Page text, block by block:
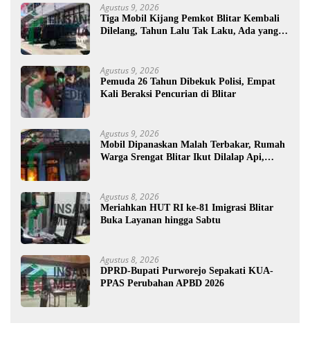
Agustus 9, 2026
Tiga Mobil Kijang Pemkot Blitar Kembali
Dilelang, Tahun Lalu Tak Laku, Ada yang
Agustus 9, 2026
Pemuda 26 Tahun Dibekuk Polisi, Empat
Kali Beraksi Pencurian di Blitar
Agustus 9, 2026
Mobil Dipanaskan Malah Terbakar, Rumah
Warga Srengat Blitar Ikut Dilalap Api,
Agustus 8, 2026
Meriahkan HUT RI ke-81 Imigrasi Blitar
Buka Layanan hingga Sabtu
Agustus 8, 2026
DPRD-Bupati Purworejo Sepakati KUA-
PPAS Perubahan APBD 2026